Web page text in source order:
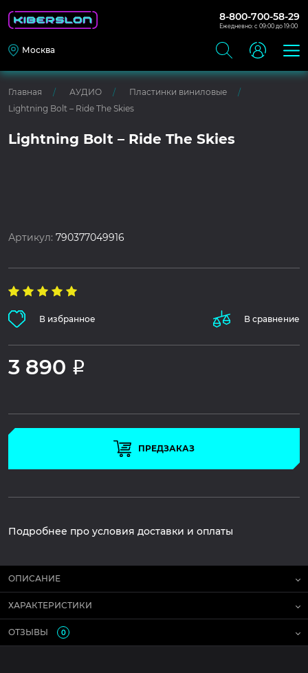
8-800-700-58-29
Ежедневно: с 09:00 до 19:00
Москва
Главная АУДИО
Пластинки виниловые
Lightning Bolt – Ride The Skies
Lightning Bolt – Ride The Skies
Артикул:790377049916
В избранное В сравнение
3 890 Р
ПРЕДЗАКАЗ
Подробнее про условия доставки и оплаты
ОПИСАНИЕ
ХАРАКТЕРИСТИКИ
ОТЗЫВЫ 0